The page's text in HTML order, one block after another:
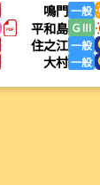
の塚越海斗が強気
ポーツ
制して２着で
が優勝戦で脅威の
」
鳴門一般
平和島 ＧⅢ
住之江一般
大村一般